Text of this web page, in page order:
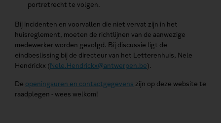
portretrecht te volgen.
Bij incidenten en voorvallen die niet vervat zijn in het
huisreglement, moeten de richtlijnen van de aanwezige
medewerker worden gevolgd. Bij discussie ligt de
eindbeslissing bij de directeur van het Letterenhuis, Nele
Hendrickx (Nele.Hendrickx@antwerpen.be).
De openingsuren en contactgegevens zijn op deze website te
raadplegen - wees welkom!